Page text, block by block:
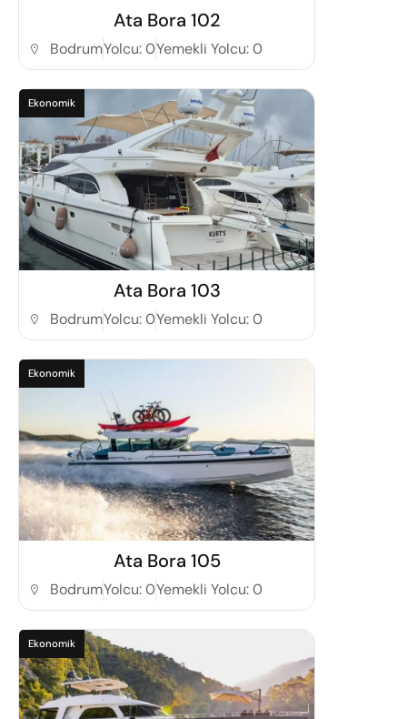
Ata Bora 102
BodrumYolcu: 0Yemekli Yolcu: 0
Detaylı İncele
Ekonomik
Ata Bora 103
BodrumYolcu: 0Yemekli Yolcu: 0
Detaylı İncele
Ekonomik
Ata Bora 105
BodrumYolcu: 0Yemekli Yolcu: 0
Ekonomik